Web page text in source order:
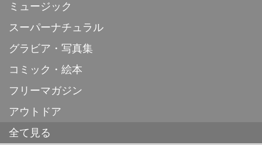
ミュージック
スーパーナチュラル
グラビア・写真集
コミック・絵本
フリーマガジン
アウトドア
全て見る